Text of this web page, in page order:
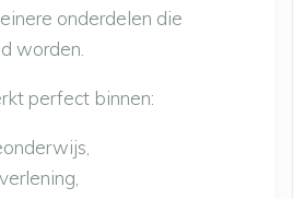
onderdelen die
worden.
perfect binnen: